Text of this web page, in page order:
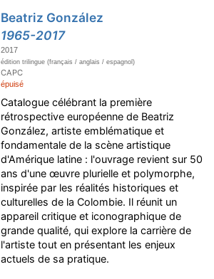
Beatriz González
1965-2017
2017
édition trilingue (français / anglais / espagnol)
CAPC
épuisé
Catalogue célébrant la première
rétrospective européenne de Beatriz
González, artiste emblématique et
fondamentale de la scène artistique
d'Amérique latine : l'ouvrage revient sur 50
ans d'une œuvre plurielle et polymorphe,
inspirée par les réalités historiques et
culturelles de la Colombie. Il réunit un
appareil critique et iconographique de
grande qualité, qui explore la carrière de
l'artiste tout en présentant les enjeux
actuels de sa pratique.